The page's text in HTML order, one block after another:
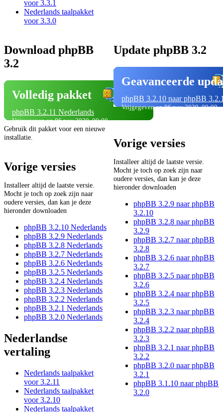
voor 3.3.1
Nederlands taalpakket
voor 3.3.0
Download phpBB
3.2
Volledig pakket
phpBB 3.2.11 Nederlands
Vrijgegeven op 06 nov 2020, 00:00
Gebruik dit pakket voor een nieuwe
installatie.
Vorige versies
Installeer altijd de laatste versie.
Mocht je toch op zoek zijn naar
oudere versies, dan kan je deze
hieronder downloaden
phpBB 3.2.10 Nederlands
phpBB 3.2.9 Nederlands
phpBB 3.2.8 Nederlands
phpBB 3.2.7 Nederlands
phpBB 3.2.6 Nederlands
phpBB 3.2.5 Nederlands
phpBB 3.2.4 Nederlands
phpBB 3.2.3 Nederlands
phpBB 3.2.2 Nederlands
phpBB 3.2.1 Nederlands
phpBB 3.2.0 Nederlands
Nederlandse
vertaling
Nederlands taalpakket
voor 3.2.11
Nederlands taalpakket
voor 3.2.10
Nederlands taalpakket
Update phpBB 3.2
Geavanceerde
phpBB 3.2.10 naar phpBB
Vrijgegeven op 06 nov 2020, 00:00
Vorige versies
Installeer altijd de laatste versie.
Mocht je toch op zoek zijn naar
oudere versies, dan kan je deze
hieronder downloaden
phpBB 3.2.9 naar phpBB
3.2.10
phpBB 3.2.8 naar phpBB
3.2.9
phpBB 3.2.7 naar phpBB
3.2.8
phpBB 3.2.6 naar phpBB
3.2.7
phpBB 3.2.5 naar phpBB
3.2.6
phpBB 3.2.4 naar phpBB
3.2.5
phpBB 3.2.3 naar phpBB
3.2.4
phpBB 3.2.2 naar phpBB
3.2.3
phpBB 3.2.1 naar phpBB
3.2.2
phpBB 3.2.0 naar phpBB
3.2.1
phpBB 3.1.10 naar phpBB
3.2.0